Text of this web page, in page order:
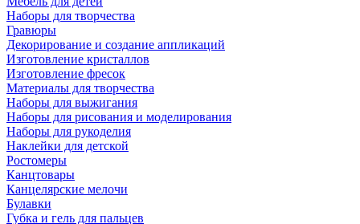
Наборы для творчества
Гравюры
Декорирование и создание аппликаций
Изготовление кристаллов
Изготовление фресок
Материалы для творчества
Наборы для выжигания
Наборы для рисования и моделирования
Наборы для рукоделия
Наклейки для детской
Ростомеры
Канцтовары
Канцелярские мелочи
Булавки
Губка и гель для пальцев